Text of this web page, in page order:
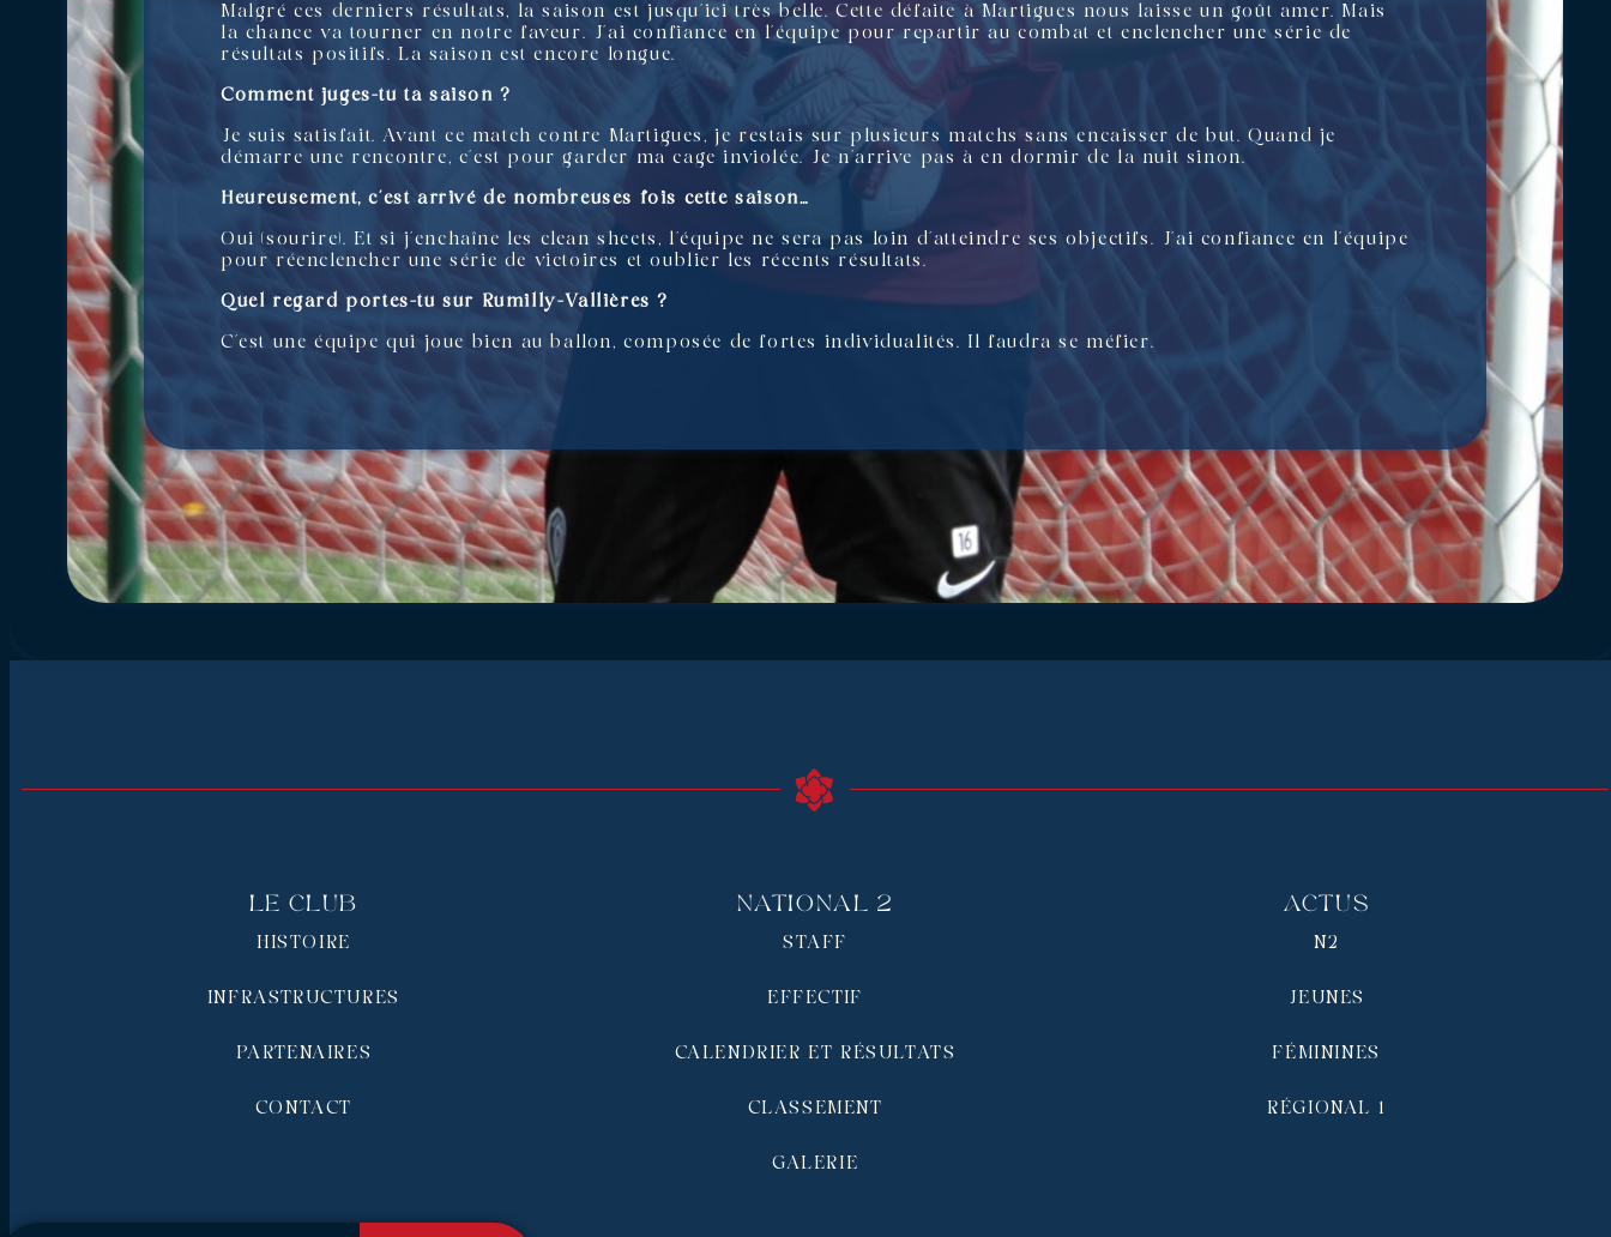
Malgré ces derniers résultats, la saison est jusqu’ici très belle. Cette défaite à Martigues nous laisse un goût amer. Mais
la chance va tourner en notre faveur. J’ai confiance en l’équipe pour repartir au combat et enclencher une série de
résultats positifs. La saison est encore longue.
Comment juges-tu ta saison ?
Je suis satisfait. Avant ce match contre Martigues, je restais sur plusieurs matchs sans encaisser de but. Quand je
démarre une rencontre, c’est pour garder ma cage inviolée. Je n’arrive pas à en dormir de la nuit sinon.
Heureusement, c’est arrivé de nombreuses fois cette saison…
Oui (sourire). Et si j’enchaîne les clean sheets, l’équipe ne sera pas loin d’atteindre ses objectifs. J’ai confiance en l’équipe
pour réenclencher une série de victoires et oublier les récents résultats.
Quel regard portes-tu sur Rumilly-Vallières ?
C’est une équipe qui joue bien au ballon, composée de fortes individualités. Il faudra se méfier.
Le Club
HISTOIRE
INFRASTRUCTURES
PARTENAIRES
CONTACT
National 2
STAFF
EFFECTIF
CALENDRIER ET RÉSULTATS
CLASSEMENT
GALERIE
Actus
N2
JEUNES
FÉMININES
RÉGIONAL 1